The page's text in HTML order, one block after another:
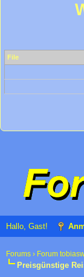
File
Hallo, Gast!
Forums › Forum
Preisgünstige